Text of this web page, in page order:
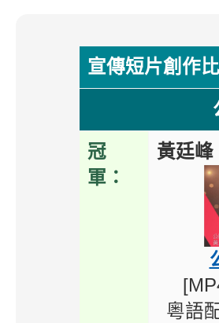
宣傳短片創作
冠
軍：
黃廷峰
粵語